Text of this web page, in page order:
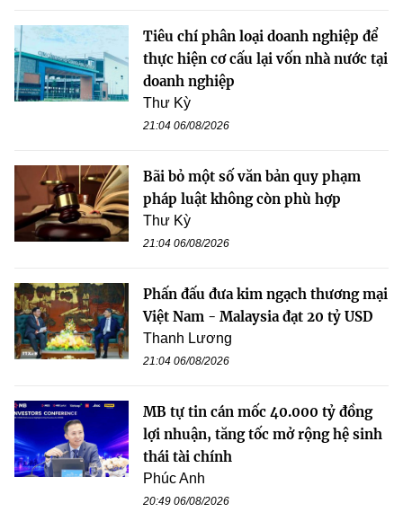
Tiêu chí phân loại doanh nghiệp để
thực hiện cơ cấu lại vốn nhà nước tại
doanh nghiệp
Thư Kỳ
21:04 06/08/2026
Bãi bỏ một số văn bản quy phạm
pháp luật không còn phù hợp
Thư Kỳ
21:04 06/08/2026
Phấn đấu đưa kim ngạch thương mại
Việt Nam - Malaysia đạt 20 tỷ USD
Thanh Lương
21:04 06/08/2026
MB tự tin cán mốc 40.000 tỷ đồng
lợi nhuận, tăng tốc mở rộng hệ sinh
thái tài chính
Phúc Anh
20:49 06/08/2026